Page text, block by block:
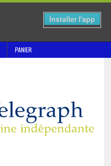
Installer l'app
PANIER